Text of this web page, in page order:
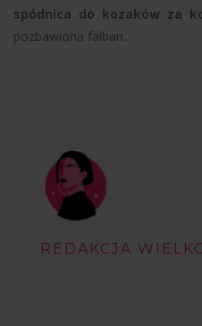
spódnica do kozaków za
pozbawiona falban.
REDAKCJA